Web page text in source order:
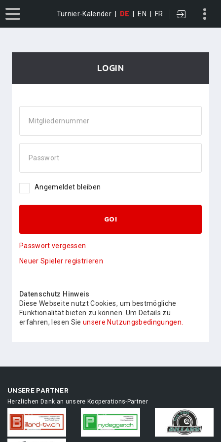
Turnier-Kalender DE EN FR
LOGIN
Mitgliedernummer
Passwort
Angemeldet bleiben
GO!
Passwort vergessen
Neuer Spieler registrieren
Datenschutz Hinweis
Diese Webseite nutzt Cookies, um bestmögliche
Funktionalität bieten zu können. Um Details zu
erfahren, lesen Sie unsere Nutzungsbedingungen.
UNSERE PARTNER
Herzlichen Dank an unsere Kooperations-Partner